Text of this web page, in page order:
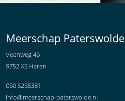
Meerschap Paterswolde
Veenweg 46
9752 XS Haren
050 5255381
info@meerschap-paterswolde.nl